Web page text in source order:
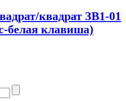
квадрат ЗВ1-01
белая клавиша)